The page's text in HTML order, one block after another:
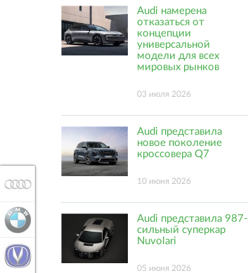
Audi намерена
отказаться от
концепции
универсальной
модели для всех
мировых рынков
03 июля 2026
Audi представила
новое поколение
кроссовера Q7
10 июня 2026
Audi представила 987-
сильный суперкар
Nuvolari
05 июня 2026
CHANGAN